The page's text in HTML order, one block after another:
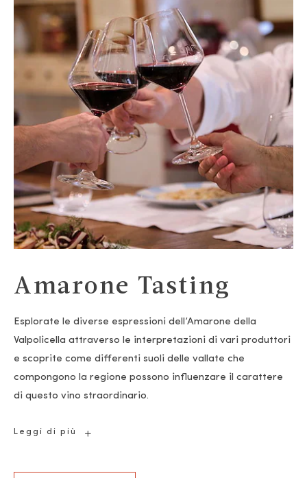
Amarone Tasting
Esplorate le diverse espressioni dell’Amarone della
Valpolicella attraverso le interpretazioni di vari produttori
e scoprite come differenti suoli delle vallate che
compongono la regione possono influenzare il carattere
di questo vino straordinario.
Leggi di più
Amarone